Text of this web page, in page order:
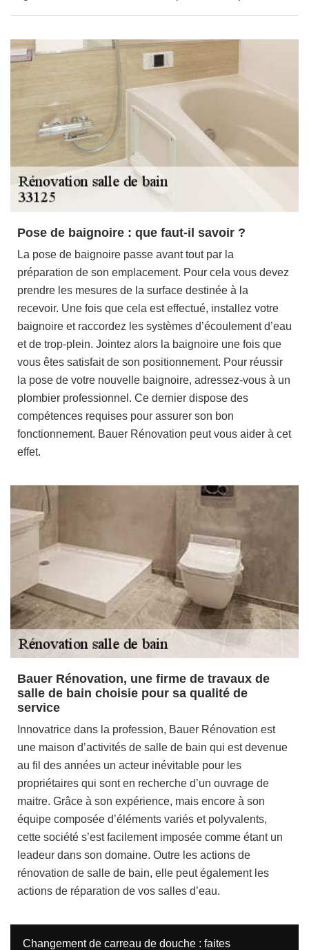
Pose de baignoire : que faut-il savoir ?
La pose de baignoire passe avant tout par la
préparation de son emplacement. Pour cela vous devez
prendre les mesures de la surface destinée à la
recevoir. Une fois que cela est effectué, installez votre
baignoire et raccordez les systèmes d’écoulement d’eau
et de trop-plein. Jointez alors la baignoire une fois que
vous êtes satisfait de son positionnement. Pour réussir
la pose de votre nouvelle baignoire, adressez-vous à un
plombier professionnel. Ce dernier dispose des
compétences requises pour assurer son bon
fonctionnement. Bauer Rénovation peut vous aider à cet
effet.
Bauer Rénovation, une firme de travaux de
salle de bain choisie pour sa qualité de
service
Innovatrice dans la profession, Bauer Rénovation est
une maison d’activités de salle de bain qui est devenue
au fil des années un acteur inévitable pour les
propriétaires qui sont en recherche d’un ouvrage de
maitre. Grâce à son expérience, mais encore à son
équipe composée d’éléments variés et polyvalents,
cette société s’est facilement imposée comme étant un
leadeur dans son domaine. Outre les actions de
rénovation de salle de bain, elle peut également les
actions de réparation de vos salles d’eau.
Changement de carreau de douche : faites